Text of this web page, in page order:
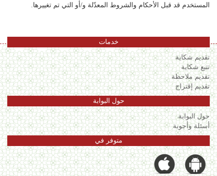
المستخدم قد قبل الأحكام والشروط المعدّلة و/أو التي تم تغييرها.
خدمات
تقديم شكاية
تتبع شكاية
تقديم ملاحظة
تقديم إقتراح
حول البوابة
حول البوابة
أسئلة وأجوبة
متوفر في